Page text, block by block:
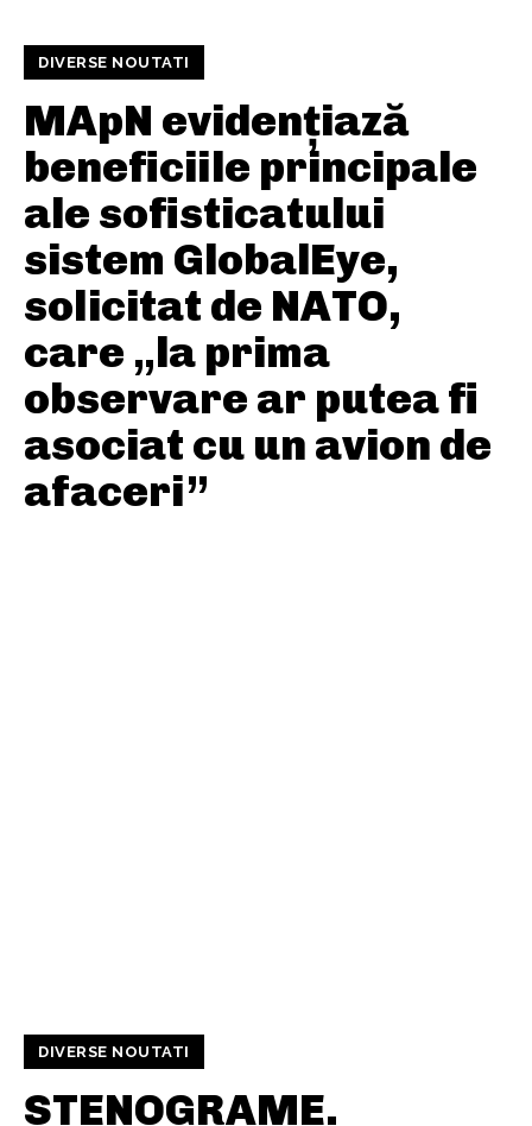
DIVERSE NOUTATI
MApN evidențiază
beneficiile principale
ale sofisticatului
sistem GlobalEye,
solicitat de NATO,
care „la prima
observare ar putea fi
asociat cu un avion de
afaceri”
DIVERSE NOUTATI
STENOGRAME.